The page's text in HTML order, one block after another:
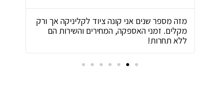
מזה מספר שנים אני קונה ציוד לקליניקה אך ורק
מקלים. זמני האספקה, המחירים והשירות הם
ללא תחרות!